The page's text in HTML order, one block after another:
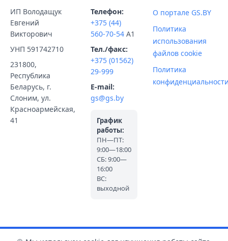
ИП Володащук
Евгений
Викторович
УНП 591742710
231800,
Республика
Беларусь, г.
Слоним, ул.
Красноармейская,
41
Телефон:
+375 (44)
560-70-54 A1
Тел./факс:
+375 (01562)
29-999
E-mail:
gs@gs.by
График
работы:
ПН—ПТ:
9:00—18:00
СБ: 9:00—
16:00
ВС:
выходной
О портале GS.BY
Политика
использования
файлов cookie
Политика